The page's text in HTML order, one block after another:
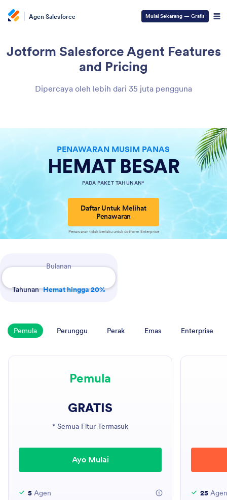
Agen Salesforce Mulai Sekarang — Gratis
Jotform Salesforce Agent Features
and Pricing
Dipercaya oleh lebih dari 35 juta pengguna
PENAWARAN MUSIM PANAS
HEMAT BESAR
PADA PAKET TAHUNAN*
Daftar Untuk Melihat
Penawaran
Penawaran tidak berlaku untuk Jotform Enterprise
Bulanan
Tahunan Hemat hingga 20%
Pemula Perunggu Perak Emas Enterprise
Pemula
GRATIS
* Semua Fitur Termasuk
Ayo Mulai
5 Agen
25 Agen